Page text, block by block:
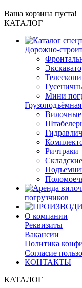
Ваша корзина пуста!
КАТАЛОГ
Дорожно-
Мини
Вилочные
Ричтраки
погрузчиков
О компании
Реквизиты
Вакансии
Политика
Согласие
КОНТАКТЫ
КАТАЛОГ